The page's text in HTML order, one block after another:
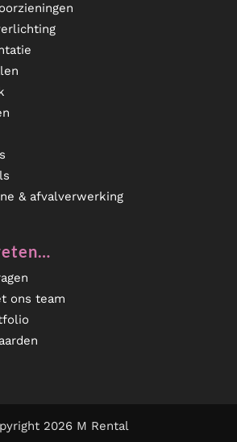
& afvalverwerking
ons team
2026 M Rental